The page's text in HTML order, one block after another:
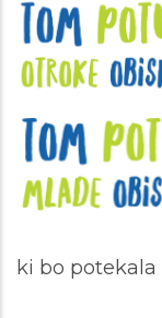
ki bo potekala